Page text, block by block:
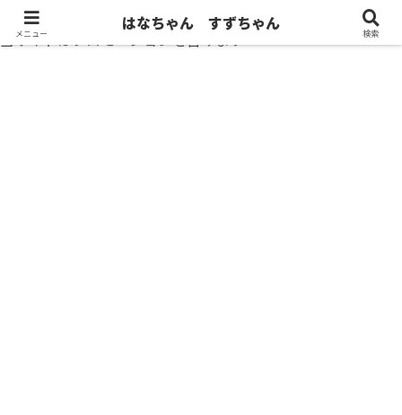
当サイトはプロモーションを含みます
メニュー
はなちゃん すずちゃん
検索